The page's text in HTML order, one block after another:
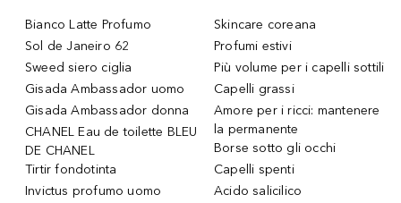
Bianco Latte Profumo
Sol de Janeiro 62
Sweed siero ciglia
Gisada Ambassador uomo
Gisada Ambassador donna
CHANEL Eau de toilette BLEU
DE CHANEL
Tirtir fondotinta
Invictus profumo uomo
Skincare coreana
Profumi estivi
Più volume per i capelli sottili
Capelli grassi
Amore per i ricci: mantenere
la permanente
Borse sotto gli occhi
Capelli spenti
Acido salicilico